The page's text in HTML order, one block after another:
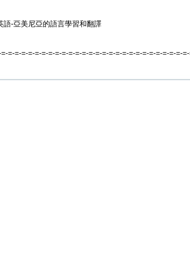
語-亞美尼亞的語言學習和翻譯
=-=-=-=-=-=-=-=-=-=-=-=-=-=-=-=-=-=-=-=-=-=-=-=-=-=-